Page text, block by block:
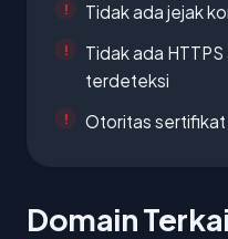
Tidak ada jejak
Tidak ada
terdeteksi
Otoritas sertifikat
Domain